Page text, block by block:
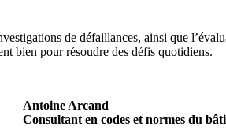
de défaillances, ainsi que
bien pour résoudre des défis quotidiens.
Antoine Arcand
Consultant en codes et normes du